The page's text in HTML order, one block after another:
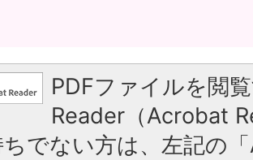
PDFファイルを閲
Reader（Acrobat
でない方は、左記の